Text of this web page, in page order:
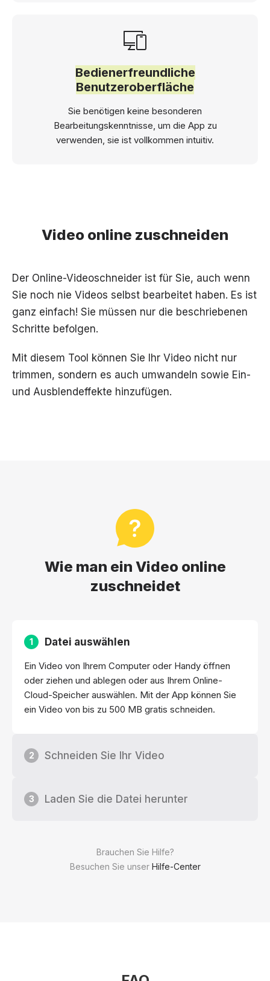
Bedienerfreundliche
Benutzeroberfläche
Sie benötigen keine besonderen
Bearbeitungskenntnisse, um die App zu
verwenden, sie ist vollkommen intuitiv.
Video online zuschneiden
Der Online-Videoschneider ist für Sie, auch wenn
Sie noch nie Videos selbst bearbeitet haben. Es ist
ganz einfach! Sie müssen nur die beschriebenen
Schritte befolgen.
Mit diesem Tool können Sie Ihr Video nicht nur
trimmen, sondern es auch umwandeln sowie Ein-
und Ausblendeffekte hinzufügen.
Wie man ein Video online
zuschneidet
Brauchen Sie Hilfe?
Besuchen Sie unser Hilfe-Center
1 Datei auswählen
Ein Video von Ihrem Computer oder Handy öffnen
oder ziehen und ablegen oder aus Ihrem Online-
Cloud-Speicher auswählen. Mit der App können Sie
ein Video von bis zu 500 MB gratis schneiden.
2 Schneiden Sie Ihr Video
3 Laden Sie die Datei herunter